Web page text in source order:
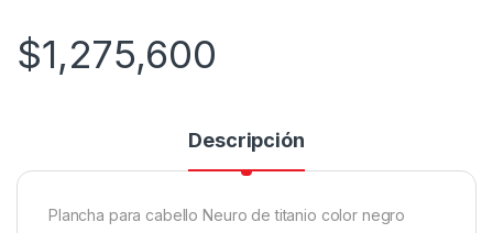
$1,275,600
Descripción
Plancha para cabello Neuro de titanio color negro